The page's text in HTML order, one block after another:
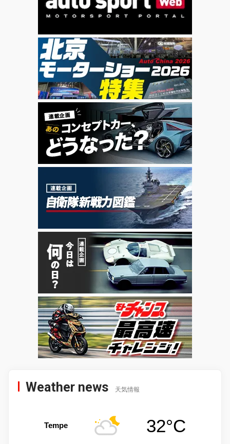
Weather news 天気情報
Tempe 32°C